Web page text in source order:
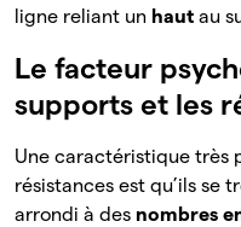
ligne reliant un haut au
Le facteur
supports et les
Une caractéristique très
résistances est qu’ils se
arrondi à des nombres